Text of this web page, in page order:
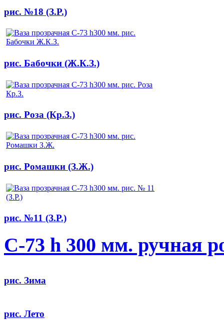
рис. №18 (З.Р.)
рис. Бабочки (Ж.К.З.)
рис. Роза (Кр.З.)
рис. Ромашки (З.Ж.)
рис. №11 (З.Р.)
С-73 h 300 мм. ручная
рис. Зима
рис. Лето